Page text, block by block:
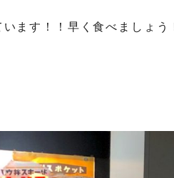
ます！！早く食べましょう